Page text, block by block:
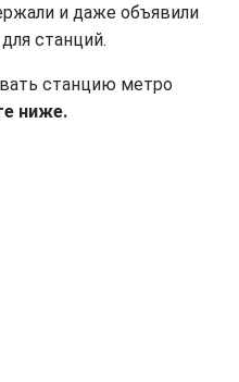
и даже объявили
станций.
станцию метро
ниже.